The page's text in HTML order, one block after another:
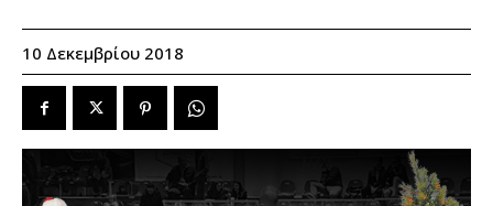
10 Δεκεμβρίου 2018